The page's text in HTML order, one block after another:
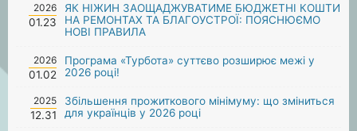
2026
01.23
ЯК НІЖИН ЗАОЩАДЖУВАТИМЕ БЮДЖЕТНІ КОШТИ
НА РЕМОНТАХ ТА БЛАГОУСТРОЇ: ПОЯСНЮЄМО
НОВІ ПРАВИЛА
2026
01.02
Програма «Турбота» суттєво розширює межі у
2026 році!
2025
12.31
Збільшення прожиткового мінімуму: що зміниться
для українців у 2026 році